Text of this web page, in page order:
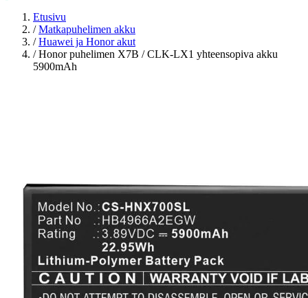
Etusivu
/ Matkapuhelimen akku
/ Huawei ja Honor akut
/ Honor puhelimen X7B / CLK-LX1 yhteensopiva akku
5900mAh